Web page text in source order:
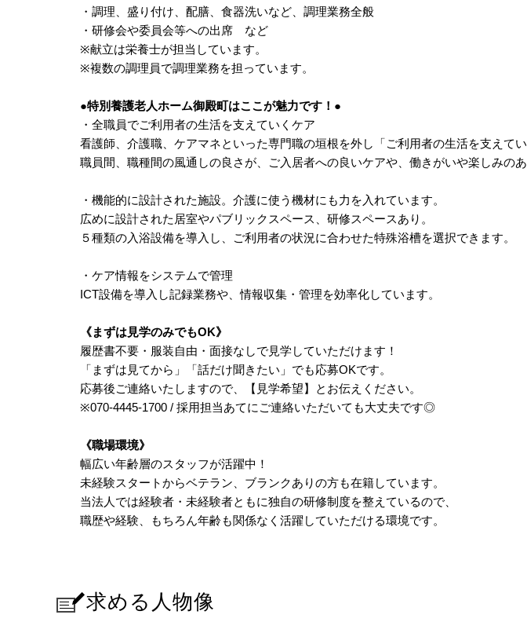
・調理、盛り付け、配膳、食器洗いなど、調理業務全般
・研修会や委員会等への出席 など
※献立は栄養士が担当しています。
※複数の調理員で調理業務を担っています。
●特別養護老人ホーム御殿町はここが魅力です！●
・全職員でご利用者の生活を支えていくケア
看護師、介護職、ケアマネといった専門職の垣根を外し「ご利用者の生活を支えて
職員間、職種間の風通しの良さが、ご入居者への良いケアや、働きがいや楽しみの
・機能的に設計された施設。介護に使う機材にも力を入れています。
広めに設計された居室やパブリックスペース、研修スペースあり。
５種類の入浴設備を導入し、ご利用者の状況に合わせた特殊浴槽を選択できます。
・ケア情報をシステムで管理
ICT設備を導入し記録業務や、情報収集・管理を効率化しています。
《まずは見学のみでもOK》
履歴書不要・服装自由・面接なしで見学していただけます！
「まずは見てから」「話だけ聞きたい」でも応募OKです。
応募後ご連絡いたしますので、【見学希望】とお伝えください。
※070-4445-1700 / 採用担当あてにご連絡いただいても大丈夫です◎
《職場環境》
幅広い年齢層のスタッフが活躍中！
未経験スタートからベテラン、ブランクありの方も在籍しています。
当法人では経験者・未経験者ともに独自の研修制度を整えているので、
職歴や経験、もちろん年齢も関係なく活躍していただける環境です。
求める人物像